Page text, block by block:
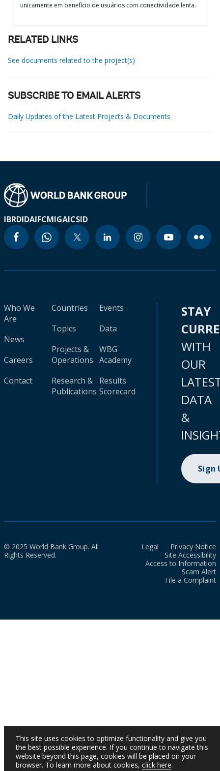
unicamente em benefício de usuários com conectividade lenta.
RELATED LINKS
See documents related to the project(s)
SUBSCRIBE TO EMAIL ALERTS
Daily Updates of the Latest Projects & Documents
IBRDIDAIFCMIGAICSID
Who We
Are
News
Careers
Contact
Countries
Topics
Projects &
Operations
Research &
Publications
Events
Data
WBG
Academy
Results
Scorecard
STAY
WITH
OUR
DATA
&
Sign
© 2025 World Bank Group. All
Rights Reserved.
Legal
Privacy Notice
Site Accessibility
Access to Information
Scam Alert
File a Complaint
This site uses cookies to optimize functionality and give you
the best possible experience. If you continue to navigate this
website beyond this page, cookies will be placed on your
browser. To learn more about cookies, click here.